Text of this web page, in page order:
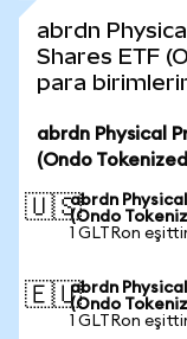
abrdn
Shares ETF
para
abrdn Physical
(Ondo
🇺🇸abrdn
(Ondo
1 GLTRon
🇪🇺abrdn
(Ondo
1 GLTRon